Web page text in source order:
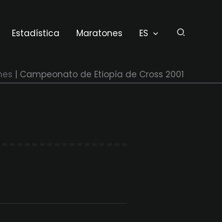
Estadística Maratones ES
Campeonato de Etiopía de Cross 2001